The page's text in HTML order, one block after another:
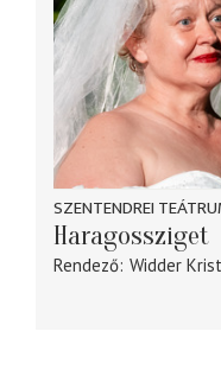
SZENTENDREI
Haragossziget
Rendező Widder